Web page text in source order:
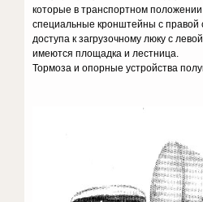
которые в транспортном
специальные кронштейны с правой
доступа к загрузочному люку с
имеются площадка и лестница.
Тормоза и опорные устройства